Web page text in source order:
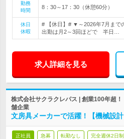
勤務
時間
8：30～17：30（休憩60分）
休日
休暇
# 【休日】# ▼～2026年7月まで
出勤は月2～3回ほどで 半日…
求人詳細を見る
株式会社サクラクレパス | 創業100年超
舗企業
文房具メーカーで活躍！【機械設
正社員 急募 転勤なし 完全週休2日制